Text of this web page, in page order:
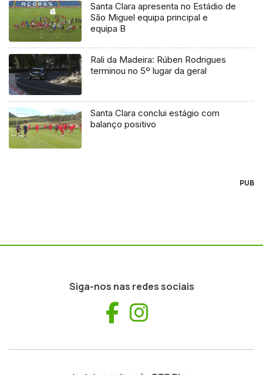
Santa Clara apresenta no Estádio de
São Miguel equipa principal e
equipa B
Rali da Madeira: Rúben Rodrigues
terminou no 5º lugar da geral
Santa Clara conclui estágio com
balanço positivo
PUB
Siga-nos nas redes sociais
Facebook